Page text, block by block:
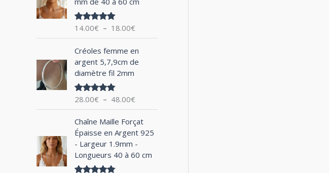
i
:
2
0
2
4
.
0
Note5.00
14.00€ – 18.00€
g
d
e
p
r
:
1
4
0
Créoles femme en
argent 5,7,9cm de
diamètre fil 2mm
Note5.00
28.00€ – 48.00€
l
a
d
e
p
r
i
x
Chaîne Maille Forçat
Épaisse en Argent 925
- Largeur 1.9mm -
Longueurs 40 à 60 cm
l
a
e